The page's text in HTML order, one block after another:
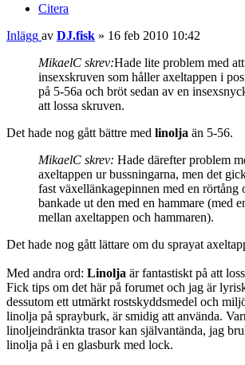
Citera
Inlägg av DJ.fisk » 16 feb 2010 10:42
MikaelC skrev:Hade lite problem med
insexskruven som håller axeltappen i
på 5-56a och bröt sedan av en
att lossa skruven.
Det hade nog gått bättre med linolja än 5-56.
MikaelC skrev: Hade därefter problem
axeltappen ur bussningarna, men det
fast växellänkagepinnen med en rörtång
bankade ut den med en hammare (med
mellan axeltappen och hammaren).
Det hade nog gått lättare om du sprayat
Med andra ord: Linolja är fantastiskt på att
Fick tips om det här på forumet och jag är
dessutom ett utmärkt rostskyddsmedel och
linolja på sprayburk, är smidig att använda.
linoljeindränkta trasor kan självantända, jag
linolja på i en glasburk med lock.